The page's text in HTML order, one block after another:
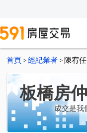
首頁 > 經紀業者 > 陳宥
板橋房
成交是我